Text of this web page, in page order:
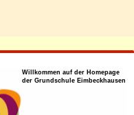
Willkommen auf der Homepage
der Grundschule Eimbeckhausen